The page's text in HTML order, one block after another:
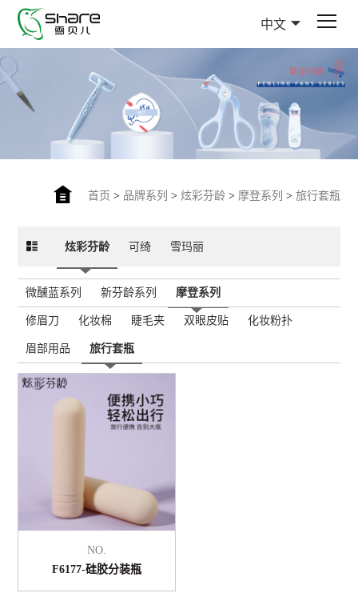
中文
首页 > 品牌系列 > 炫彩芬龄> 摩登系列 > 旅行套瓶
炫彩芬龄 可绮 雪玛丽
微醺蓝系列 新芬龄系列 摩登系列
修眉刀 化妆棉 睫毛夹 双眼皮贴 化妆粉扑
眉部用品 旅行套瓶
NO.
F6177-硅胶分装瓶